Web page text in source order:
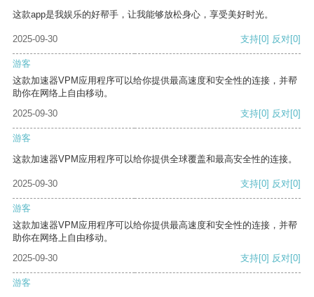
这款app是我娱乐的好帮手，让我能够放松身心，享受美好时光。
2025-09-30 支持[0] 反对[0]
游客
这款加速器VPM应用程序可以给你提供最高速度和安全性的连接，并帮
助你在网络上自由移动。
2025-09-30
支持[0] 反对[0]
游客
这款加速器VPM应用程序可以给你提供全球覆盖和最高安全性的连接。
2025-09-30 支持[0] 反对[0]
游客
这款加速器VPM应用程序可以给你提供最高速度和安全性的连接，并帮
助你在网络上自由移动。
2025-09-30
支持[0] 反对[0]
游客